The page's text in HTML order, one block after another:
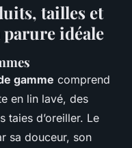
tailles et
idéale
gamme comprend
en lin lavé, des
taies d’oreiller. Le
sa douceur, son